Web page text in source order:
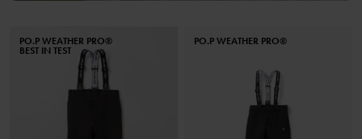
PO.P WEATHER PRO®
BEST IN TEST
PO.P WEATHER PRO®